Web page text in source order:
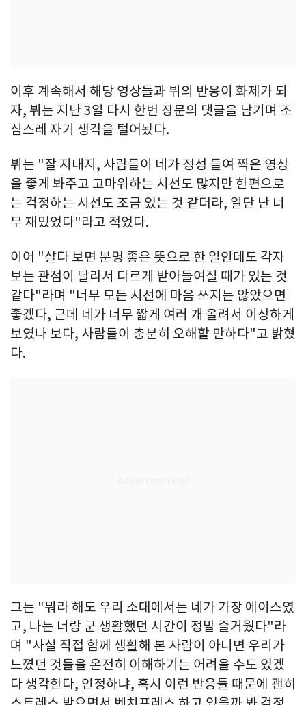
이후 계속해서 해당 영상들과 뷔의 반응이 화제가 되
자, 뷔는 지난 3일 다시 한번 장문의 댓글을 남기며 조
심스레 자기 생각을 털어놨다.
뷔는 "잘 지내지, 사람들이 네가 정성 들여 찍은 영상
을 좋게 봐주고 고마워하는 시선도 많지만 한편으로
는 걱정하는 시선도 조금 있는 것 같더라, 일단 난 너
무 재밌었다"라고 적었다.
이어 "살다 보면 분명 좋은 뜻으로 한 일인데도 각자
보는 관점이 달라서 다르게 받아들여질 때가 있는 것
같다"라며 "너무 모든 시선에 마음 쓰지는 않았으면
좋겠다, 근데 네가 너무 짧게 여러 개 올려서 이상하게
보였나 보다, 사람들이 충분히 오해할 만하다"고 밝혔
다.
그는 "뭐라 해도 우리 소대에서는 네가 가장 에이스였
고, 나는 너랑 군 생활했던 시간이 정말 즐거웠다"라
며 "사실 직접 함께 생활해 본 사람이 아니면 우리가
느꼈던 것들을 온전히 이해하기는 어려울 수도 있겠
다 생각한다, 인정하냐, 혹시 이런 반응들 때문에 괜히